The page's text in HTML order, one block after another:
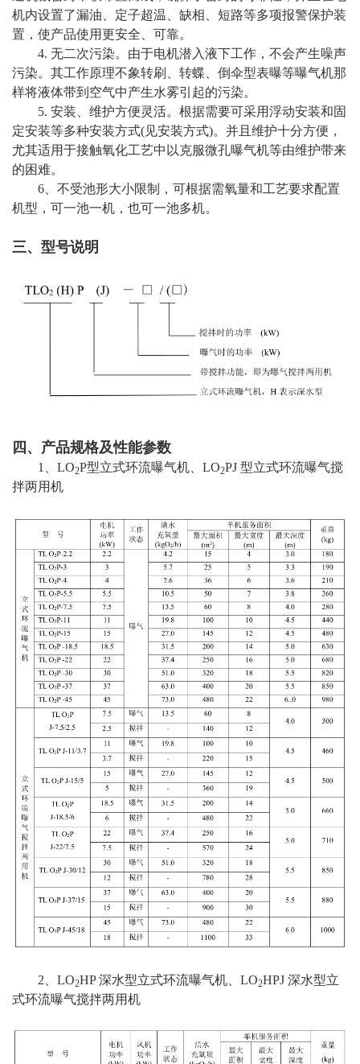
机内设置了漏油、定子超温、缺相、短路等多项报警保护装
置，使产品使用更安全、可靠。
4. 无二次污染。由于电机潜入液下工作，不会产生噪声
污染。其工作原理不象转刷、转蝶、倒伞型表曝等曝气机那
样将液体带到空气中产生水雾引起的污染。
5. 安装、维护方便灵活。根据需要可采用浮动安装和固
定安装等多种安装方式(见安装方式)。并且维护十分方便，
尤其适用于接触氧化工艺中以克服微孔曝气机等由维护带来
的困难。
6、不受池形大小限制，可根据需氧量和工艺要求配置
机型，可一池一机，也可一池多机。
三、型号说明
四、产品规格及性能参数
1、LO2P型立式环流曝气机、LO2PJ 型立式环流曝气搅
拌两用机
2、LO2HP 深水型立式环流曝气机、LO2HPJ 深水型立
式环流曝气搅拌两用机